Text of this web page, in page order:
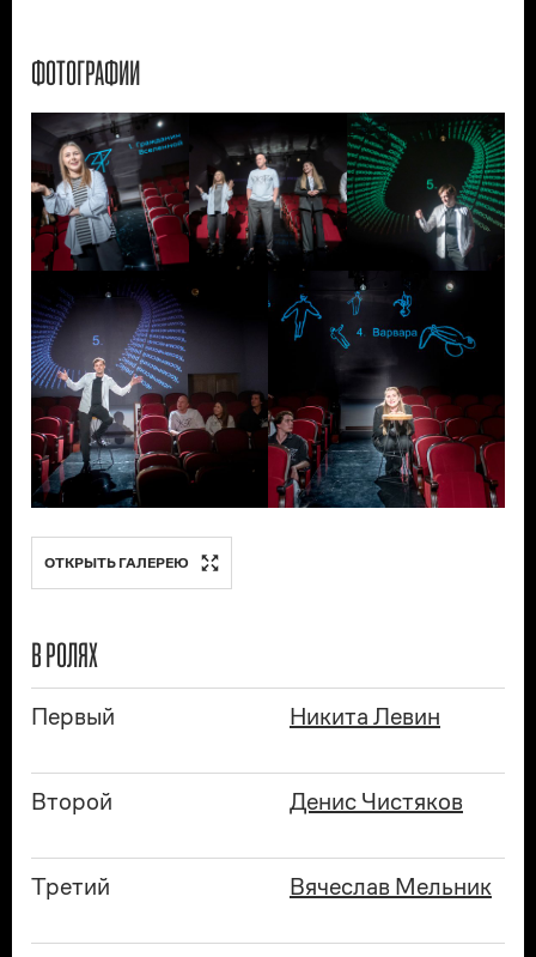
ФОТОГРАФИИ
ОТКРЫТЬ ГАЛЕРЕЮ
В РОЛЯХ
Первый Никита Левин
Второй Денис Чистяков
Третий Вячеслав Мельник